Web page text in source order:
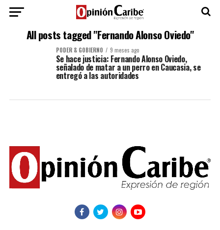
All posts tagged "Fernando Alonso Oviedo"
PODER & GOBIERNO 9 meses ago
Se hace justicia: Fernando Alonso Oviedo,
señalado de matar a un perro en Caucasia, se
entregó a las autoridades